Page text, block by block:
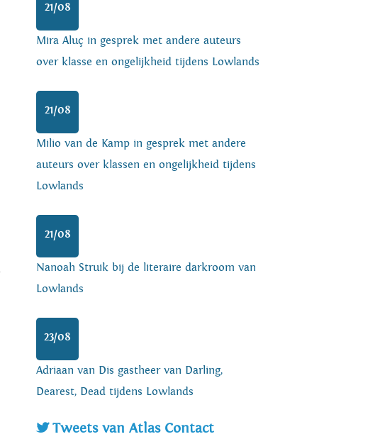
21/08
Mira Aluç in gesprek met andere auteurs
over klasse en ongelijkheid tijdens Lowlands
21/08
Milio van de Kamp in gesprek met andere
auteurs over klassen en ongelijkheid tijdens
Lowlands
21/08
Nanoah Struik bij de literaire darkroom van
Lowlands
23/08
Adriaan van Dis gastheer van Darling,
Dearest, Dead tijdens Lowlands
Tweets van Atlas Contact